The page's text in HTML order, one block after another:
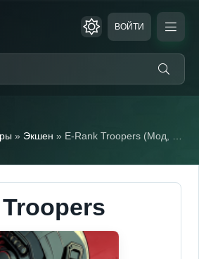
ВОЙТИ
» Экшен » E-Rank Troopers (Мод, Много золота)